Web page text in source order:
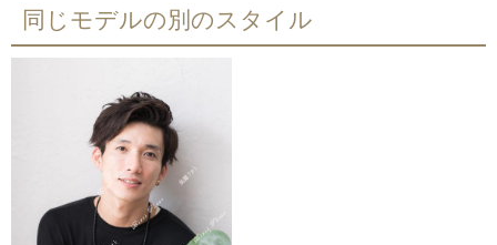
同じモデルの別のスタイル